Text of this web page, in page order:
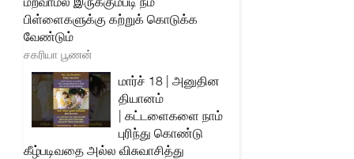
பிள்ளைகளுக்கு கற்றுக் கொடுக்க
வேண்டும்
சகரியா பூணன்
மார்ச் 18 | அனுதின
தியானம்
| கட்டளைகளை நாம்
புரிந்து கொண்டு
கீழ்படிவதை அல்ல விசுவாசித்து